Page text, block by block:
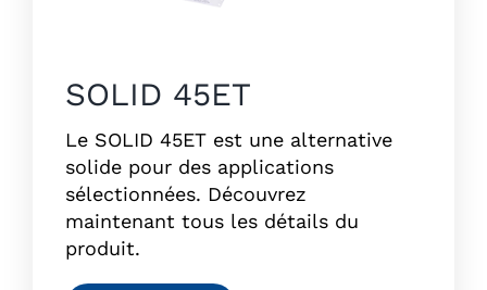
SOLID 45ET
Le SOLID 45ET est une alternative
solide pour des applications
sélectionnées. Découvrez
maintenant tous les détails du
produit.